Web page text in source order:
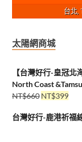
台北,
太陽網商城
【台灣好行-皇冠
North Coast
NT$660 NT$399
台灣好行-鹿港祈福